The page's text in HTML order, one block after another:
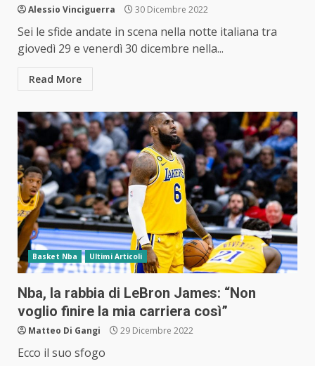
Alessio Vinciguerra 30 Dicembre 2022
Sei le sfide andate in scena nella notte italiana tra
giovedì 29 e venerdì 30 dicembre nella...
Read More
Basket Nba Ultimi Articoli
Nba, la rabbia di LeBron James: “Non
voglio finire la mia carriera così”
Matteo Di Gangi 29 Dicembre 2022
Ecco il suo sfogo